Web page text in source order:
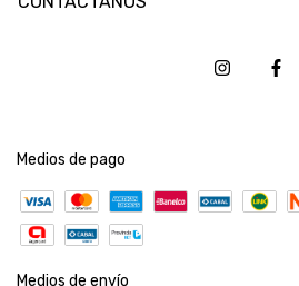
Medios de pago
Medios de envío